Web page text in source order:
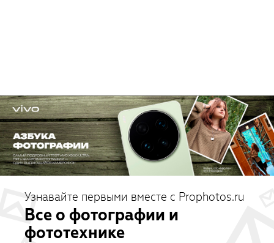
Узнавайте первыми вместе с Prophotos.ru
Все о фотографии и
фототехнике